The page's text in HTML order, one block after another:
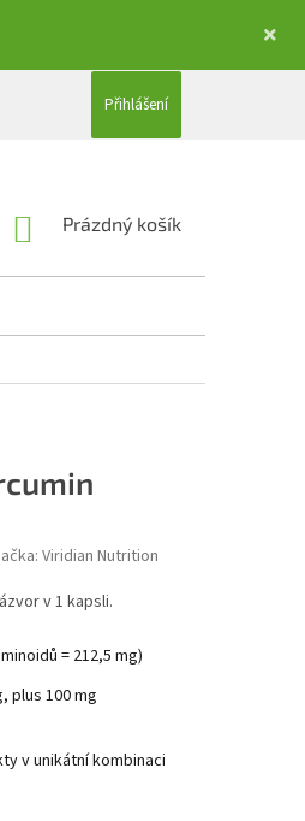
Přihlášení
NÁKUPNÍ KOŠÍK
Prázdný košík
Viridian Nutrition
v 1 kapsli.
= 212,5 mg)
plus 100 mg
v unikátní kombinaci